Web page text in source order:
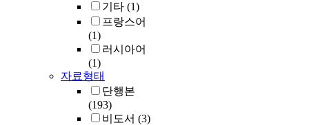
기타 (1)
프랑스어
(1)
러시아어
(1)
자료형태
단행본
(193)
비도서 (3)